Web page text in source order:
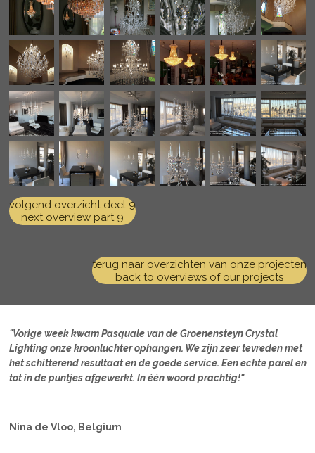
volgend overzicht deel 9
next overview part 9
terug naar overzichten van onze projecten
back to overviews of our projects
"Vorige week kwam Pasquale van de Groenensteyn Crystal
Lighting onze kroonluchter ophangen. We zijn zeer tevreden met
het schitterend resultaat en de goede service. Een echte parel en
tot in de puntjes afgewerkt. In één woord prachtig!"
Nina de Vloo, Belgium